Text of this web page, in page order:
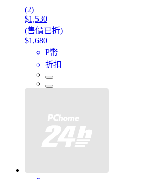
(2)
$1,530
(售價已折)
$1,680
P幣
折扣